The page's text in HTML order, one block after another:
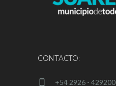
CONTACTO:
+54 2926 - 429200